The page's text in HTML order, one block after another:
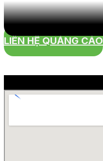
LIÊN HỆ QUẢNG CÁO